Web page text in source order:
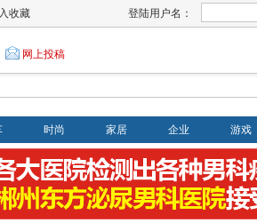
收藏 登陆用户名：
网上投稿
时尚 家居 企业 游戏